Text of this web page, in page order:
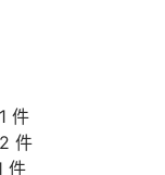
件
件
件